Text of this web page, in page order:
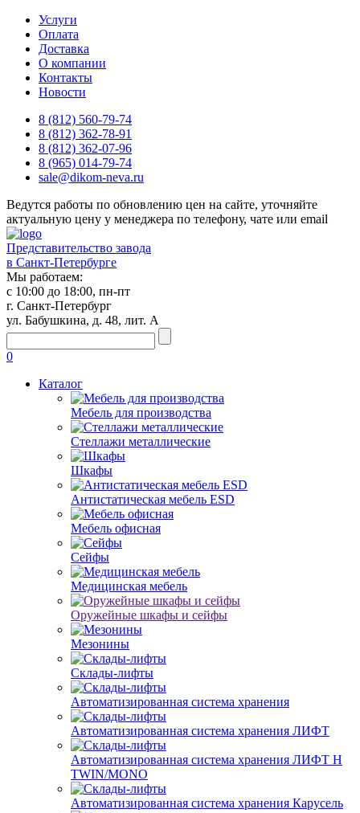
Услуги
Оплата
Доставка
О компании
Контакты
Новости
8 (812) 560-79-74
8 (812) 362-78-91
8 (812) 362-07-96
8 (965) 014-79-74
sale@dikom-neva.ru
Ведутся работы по обновлению цен на сайте, уточняйте
актуальную цену у менеджера по телефону, чате или email
Представительство завода
в Санкт-Петербурге
Мы работаем:
с 10:00 до 18:00, пн-пт
г. Санкт-Петербург
ул. Бабушкина, д. 48, лит. А
0
Каталог
Мебель для производства
Стеллажи металлические
Шкафы
Антистатическая мебель ESD
Мебель офисная
Сейфы
Медицинская мебель
Оружейные шкафы и сейфы
Мезонины
Склады-лифты
Автоматизированная система хранения
Автоматизированная система хранения ЛИФТ
Автоматизированная система хранения ЛИФТ H
TWIN/MONO
Автоматизированная система хранения Карусель